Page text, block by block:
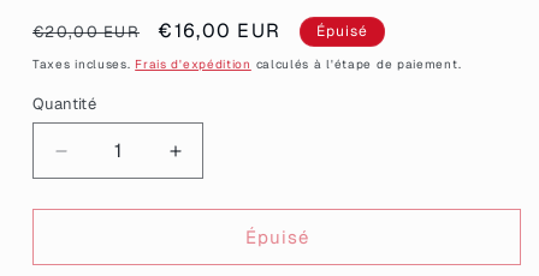
Prix
habituel
€20,00 EUR
Prix
promotionnel
€16,00 EUR Épuisé
Taxes incluses. Frais d'expédition calculés à l'étape de paiement.
Quantité
Quantité
Réduire
la
quantité
[CONTRÔLE
Augmenter
la
quantité
[CONTRÔLE
Épuisé